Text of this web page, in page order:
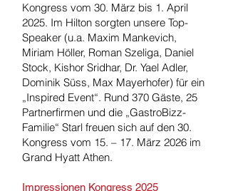
Kongress vom 30. März bis 1. April
2025. Im Hilton sorgten unsere Top-
Speaker (u.a. Maxim Mankevich,
Miriam Höller, Roman Szeliga, Daniel
Stock, Kishor Sridhar, Dr. Yael Adler,
Dominik Süss, Max Mayerhofer) für ein
„Inspired Event“. Rund 370 Gäste, 25
Partnerfirmen und die „GastroBizz-
Familie“ Starl freuen sich auf den 30.
Kongress vom 15. – 17. März 2026 im
Grand Hyatt Athen.
Impressionen Kongress 2025